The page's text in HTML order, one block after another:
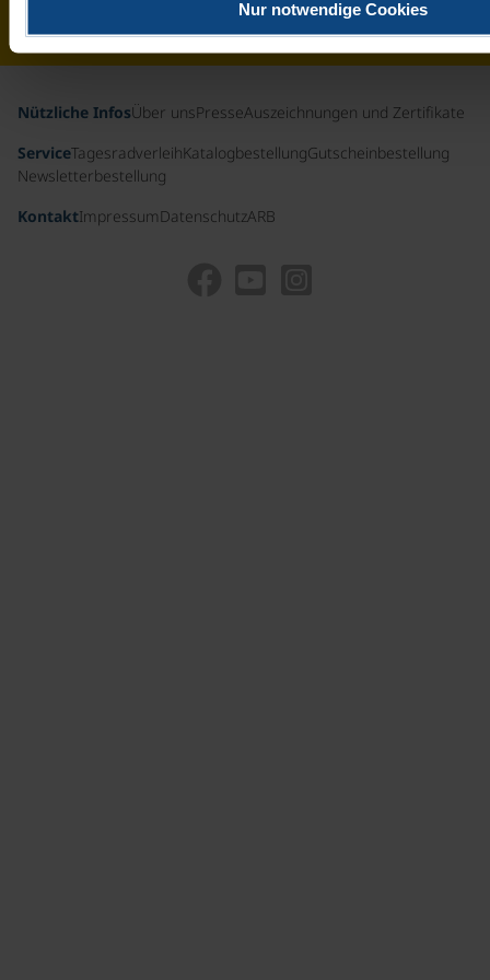
Nur notwendige Cookies
Schweiz
Nützliche InfosÜber unsPresseAuszeichnungen und Zertifikate
ServiceTagesradverleihKatalogbestellungGutscheinbestellung
Newsletterbestellung
KontaktImpressumDatenschutzARB